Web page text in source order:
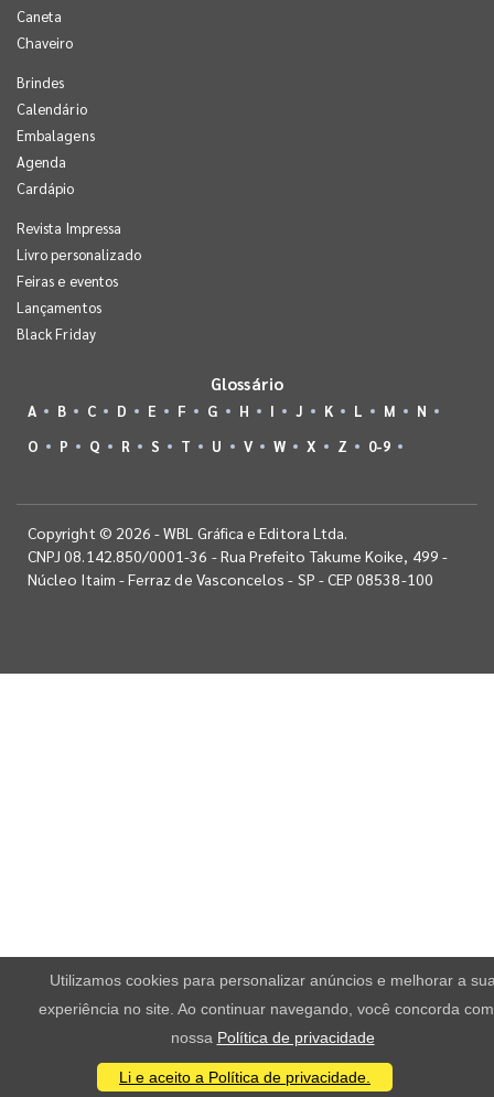
Caneta
Chaveiro
Brindes
Calendário
Embalagens
Agenda
Cardápio
Revista Impressa
Livro personalizado
Feiras e eventos
Lançamentos
Black Friday
Glossário
A B C D E F G H I J K L M
N
O
P Q R S T U V W X Z 0-9
Copyright © 2026 - WBL Gráfica e Editora Ltda.
CNPJ 08.142.850/0001-36 - Rua Prefeito Takume Koike, 499 -
Núcleo Itaim - Ferraz de Vasconcelos - SP - CEP 08538-100
Utilizamos cookies para personalizar anúncios e melhorar a
experiência no site. Ao continuar navegando, você concorda
nossa Política de privacidade
Li e aceito a Política de privacidade.